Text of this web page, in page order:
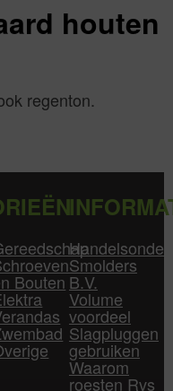
houten
regenton.
Bouten
Smolders
B.V.
Volume
voordeel
Slagpluggen
gebruiken
Waarom
roesten Rvs